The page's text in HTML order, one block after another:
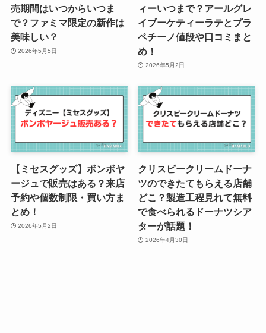
売期間はいつからいつま
で？ファミマ限定の新作は
美味しい？
2026年5月5日
ィーいつまで？アールグレ
イブーケティーラテとプラ
ペチーノ値段や口コミまと
め！
2026年5月2日
【ミセスグッズ】ボンボヤ
ージュで販売はある？来店
予約や個数制限・買い方ま
とめ！
2026年5月2日
クリスピークリームドーナ
ツのできたてもらえる店舗
どこ？製造工程見れて無料
で食べられるドーナツシア
ターが話題！
2026年4月30日